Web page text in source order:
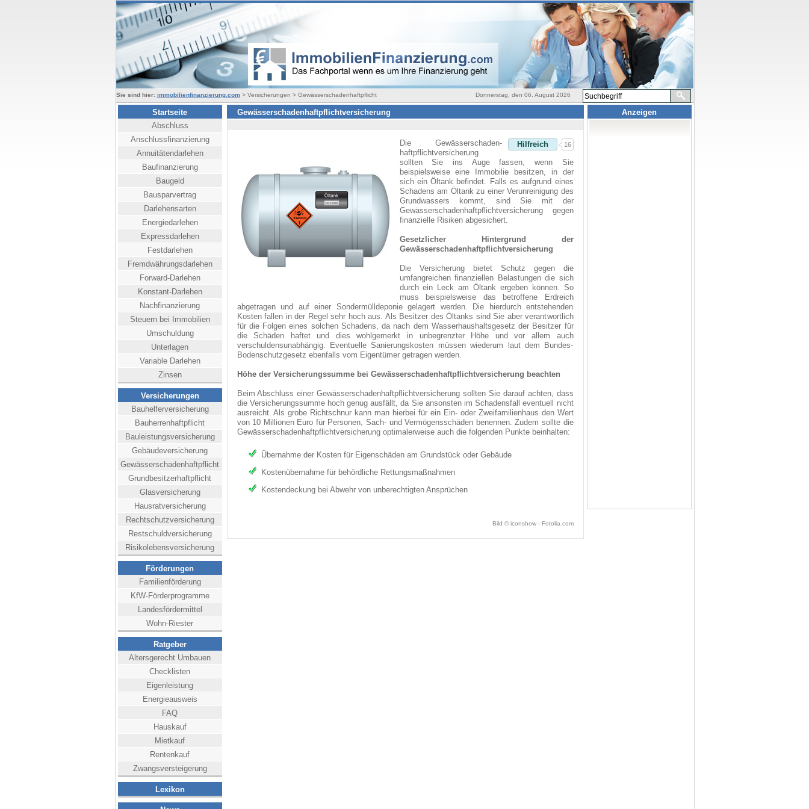
Sie sind hier: immobilienfinanzierung.com> Versicherungen > Gewässerschadenhaftpflicht Donnerstag, den 06. August 2026
Startseite
Abschluss
Anschlussfinanzierung
Annuitätendarlehen
Baufinanzierung
Baugeld
Bausparvertrag
Darlehensarten
Energiedarlehen
Expressdarlehen
Festdarlehen
Fremdwährungsdarlehen
Forward-Darlehen
Konstant-Darlehen
Nachfinanzierung
Steuern bei Immobilien
Umschuldung
Unterlagen
Variable Darlehen
Zinsen
Versicherungen
Bauhelferversicherung
Bauherrenhaftpflicht
Bauleistungsversicherung
Gebäudeversicherung
Gewässerschadenhaftpflicht
Grundbesitzerhaftpflicht
Glasversicherung
Hausratversicherung
Rechtschutzversicherung
Restschuldversicherung
Risikolebensversicherung
Förderungen
Familienförderung
KfW-Förderprogramme
Landesfördermittel
Wohn-Riester
Ratgeber
Altersgerecht Umbauen
Checklisten
Eigenleistung
Energieausweis
FAQ
Hauskauf
Mietkauf
Rentenkauf
Zwangsversteigerung
Lexikon
Gewässerschadenhaftpflichtversicherung
Hilfreich 16
Die Gewässerschaden-
haftpflichtversicherung
sollten Sie ins Auge fassen, wenn Sie
beispielsweise eine Immobilie besitzen, in der
sich ein Öltank befindet. Falls es aufgrund eines
Schadens am Öltank zu einer Verunreinigung des
Grundwassers kommt, sind Sie mit der
Gewässerschadenhaftpflichtversicherung gegen
finanzielle Risiken abgesichert.
Gesetzlicher Hintergrund der
Gewässerschadenhaftpflichtversicherung
Die Versicherung bietet Schutz gegen die
umfangreichen finanziellen Belastungen die sich
durch ein Leck am Öltank ergeben können. So
muss beispielsweise das betroffene Erdreich
abgetragen und auf einer Sondermülldeponie gelagert werden. Die hierdurch entstehenden
Kosten fallen in der Regel sehr hoch aus. Als Besitzer des Öltanks sind Sie aber verantwortlich
für die Folgen eines solchen Schadens, da nach dem Wasserhaushaltsgesetz der Besitzer für
die Schäden haftet und dies wohlgemerkt in unbegrenzter Höhe und vor allem auch
verschuldensunabhängig. Eventuelle Sanierungskosten müssen wiederum laut dem Bundes-
Bodenschutzgesetz ebenfalls vom Eigentümer getragen werden.
Höhe der Versicherungssumme bei Gewässerschadenhaftpflichtversicherung beachten
Beim Abschluss einer Gewässerschadenhaftpflichtversicherung sollten Sie darauf achten, dass
die Versicherungssumme hoch genug ausfällt, da Sie ansonsten im Schadensfall eventuell nicht
ausreicht. Als grobe Richtschnur kann man hierbei für ein Ein- oder Zweifamilienhaus den Wert
von 10 Millionen Euro für Personen, Sach- und Vermögensschäden benennen. Zudem sollte die
Gewässerschadenhaftpflichtversicherung optimalerweise auch die folgenden Punkte beinhalten:
Übernahme der Kosten für Eigenschäden am Grundstück oder Gebäude
Kostenübernahme für behördliche Rettungsmaßnahmen
Kostendeckung bei Abwehr von unberechtigten Ansprüchen
Bild © iconshow - Fotolia.com
Anzeigen